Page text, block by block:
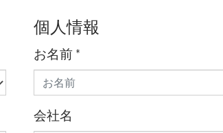
個人情報
お名前*
会社名